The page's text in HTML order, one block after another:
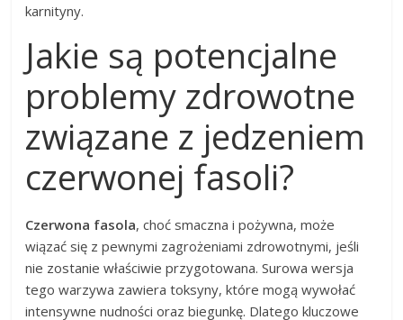
karnityny.
Jakie są potencjalne
problemy zdrowotne
związane z jedzeniem
czerwonej fasoli?
Czerwona fasola, choć smaczna i pożywna, może
wiązać się z pewnymi zagrożeniami zdrowotnymi, jeśli
nie zostanie właściwie przygotowana. Surowa wersja
tego warzywa zawiera toksyny, które mogą wywołać
intensywne nudności oraz biegunkę. Dlatego kluczowe